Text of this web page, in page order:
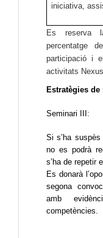
iniciativa,
Es reserva
percentatge
participació i
activitats
Estratègies de
Seminari III:
Si s’ha suspès
no es podrà
s’ha de repetir
Es donarà
segona
amb
competències.